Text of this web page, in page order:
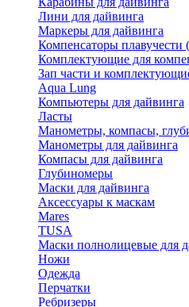
Лини для дайвинга
Маркеры для дайвинга
Компенсаторы плавучести
Комплектующие для
Зап части и
Aqua Lung
Компьютеры для дайвинга
Ласты
Манометры, компасы,
Манометры для дайвинга
Компасы для дайвинга
Глубиномеры
Маски для дайвинга
Аксессуары к маскам
Mares
TUSA
Маски полнолицевые для
Ножи
Одежда
Перчатки
Ребризеры